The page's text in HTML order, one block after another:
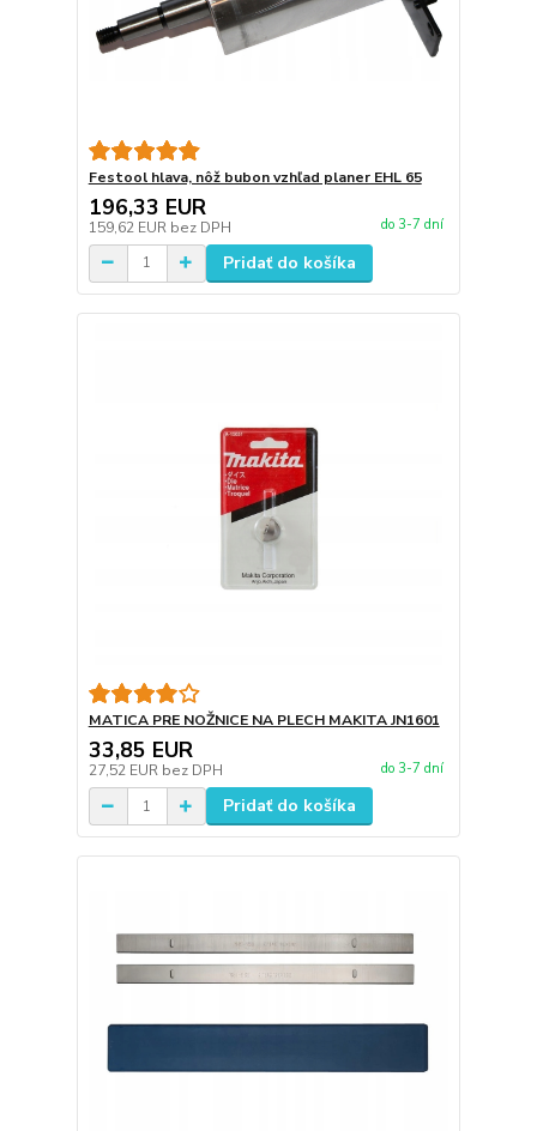
Festool hlava, nôž bubon vzhľad planer EHL 65
196,33 EUR
159,62 EUR bez DPH do 3-7 dní
Pridať do košíka
MATICA PRE NOŽNICE NA PLECH MAKITA JN1601
33,85 EUR
27,52 EUR bez DPH do 3-7 dní
Pridať do košíka